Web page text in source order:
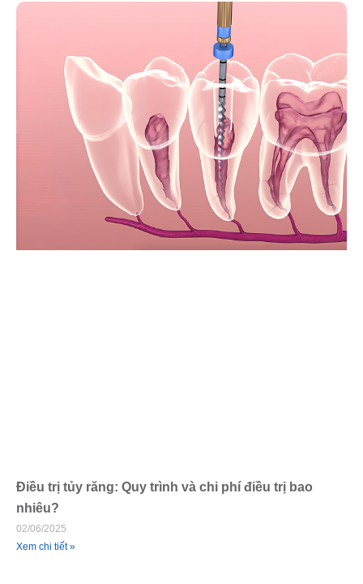
Điều trị tủy răng: Quy trình và chi phí điều trị bao
nhiêu?
02/06/2025
Xem chi tiết »